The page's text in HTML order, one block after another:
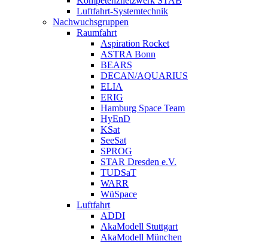
Luftfahrt-Systemtechnik
Nachwuchsgruppen
Raumfahrt
Aspiration Rocket
ASTRA Bonn
BEARS
DECAN/AQUARIUS
ELIA
ERIG
Hamburg Space Team
HyEnD
KSat
SeeSat
SPROG
STAR Dresden e.V.
TUDSaT
WARR
WüSpace
Luftfahrt
ADDI
AkaModell Stuttgart
AkaModell München